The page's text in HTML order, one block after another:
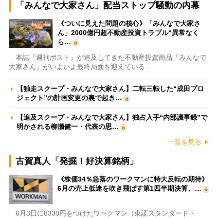
「みんなで大家さん」配当ストップ騒動の内幕
《ついに見えた問題の核心》「みんなで大家さ
ん」2000億円超不動産投資トラブル“異常なく
ら…
本誌『週刊ポスト』が追及してきた不動産投資商品「みんなで
大家さん」がいよいよ最終局面を迎えている…
【独走スクープ・みんなで大家さん】二転三転した“成田プロ
ジェクト”の計画変更の裏で起き…
【追及スクープ・みんなで大家さん】独占入手“内部議事録”で
明かされる柳瀬健一・代表の思…
一覧を見る
古賀真人「発掘！好決算銘柄」
《株価34％急落のワークマンに特大反転の期待》
6月の売上低迷を吹き飛ばす第1四半期決算、…
6月3日に8330円をつけたワークマン（東証スタンダード・